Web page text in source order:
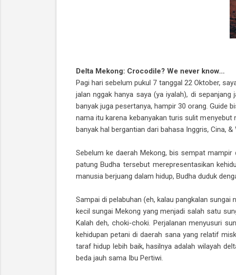
Delta Mekong: Crocodile? We never know…
Pagi hari sebelum pukul 7 tanggal 22 Oktober,
jalan nggak hanya saya (ya iyalah), di
banyak juga pesertanya, hampir 30 orang. Guide
nama itu karena kebanyakan turis sulit menyebut
banyak hal bergantian dari bahasa Inggris, Cina,
Sebelum ke daerah Mekong, bis sempat
patung Budha tersebut merepresentasikan
manusia berjuang dalam hidup, Budha duduk
Sampai di pelabuhan (eh, kalau pangkalan
kecil sungai Mekong yang menjadi salah satu
Kalah deh, choki-choki. Perjalanan menyusuri
kehidupan petani di daerah sana yang relatif
taraf hidup lebih baik, hasilnya adalah wilayah
beda jauh sama Ibu Pertiwi.